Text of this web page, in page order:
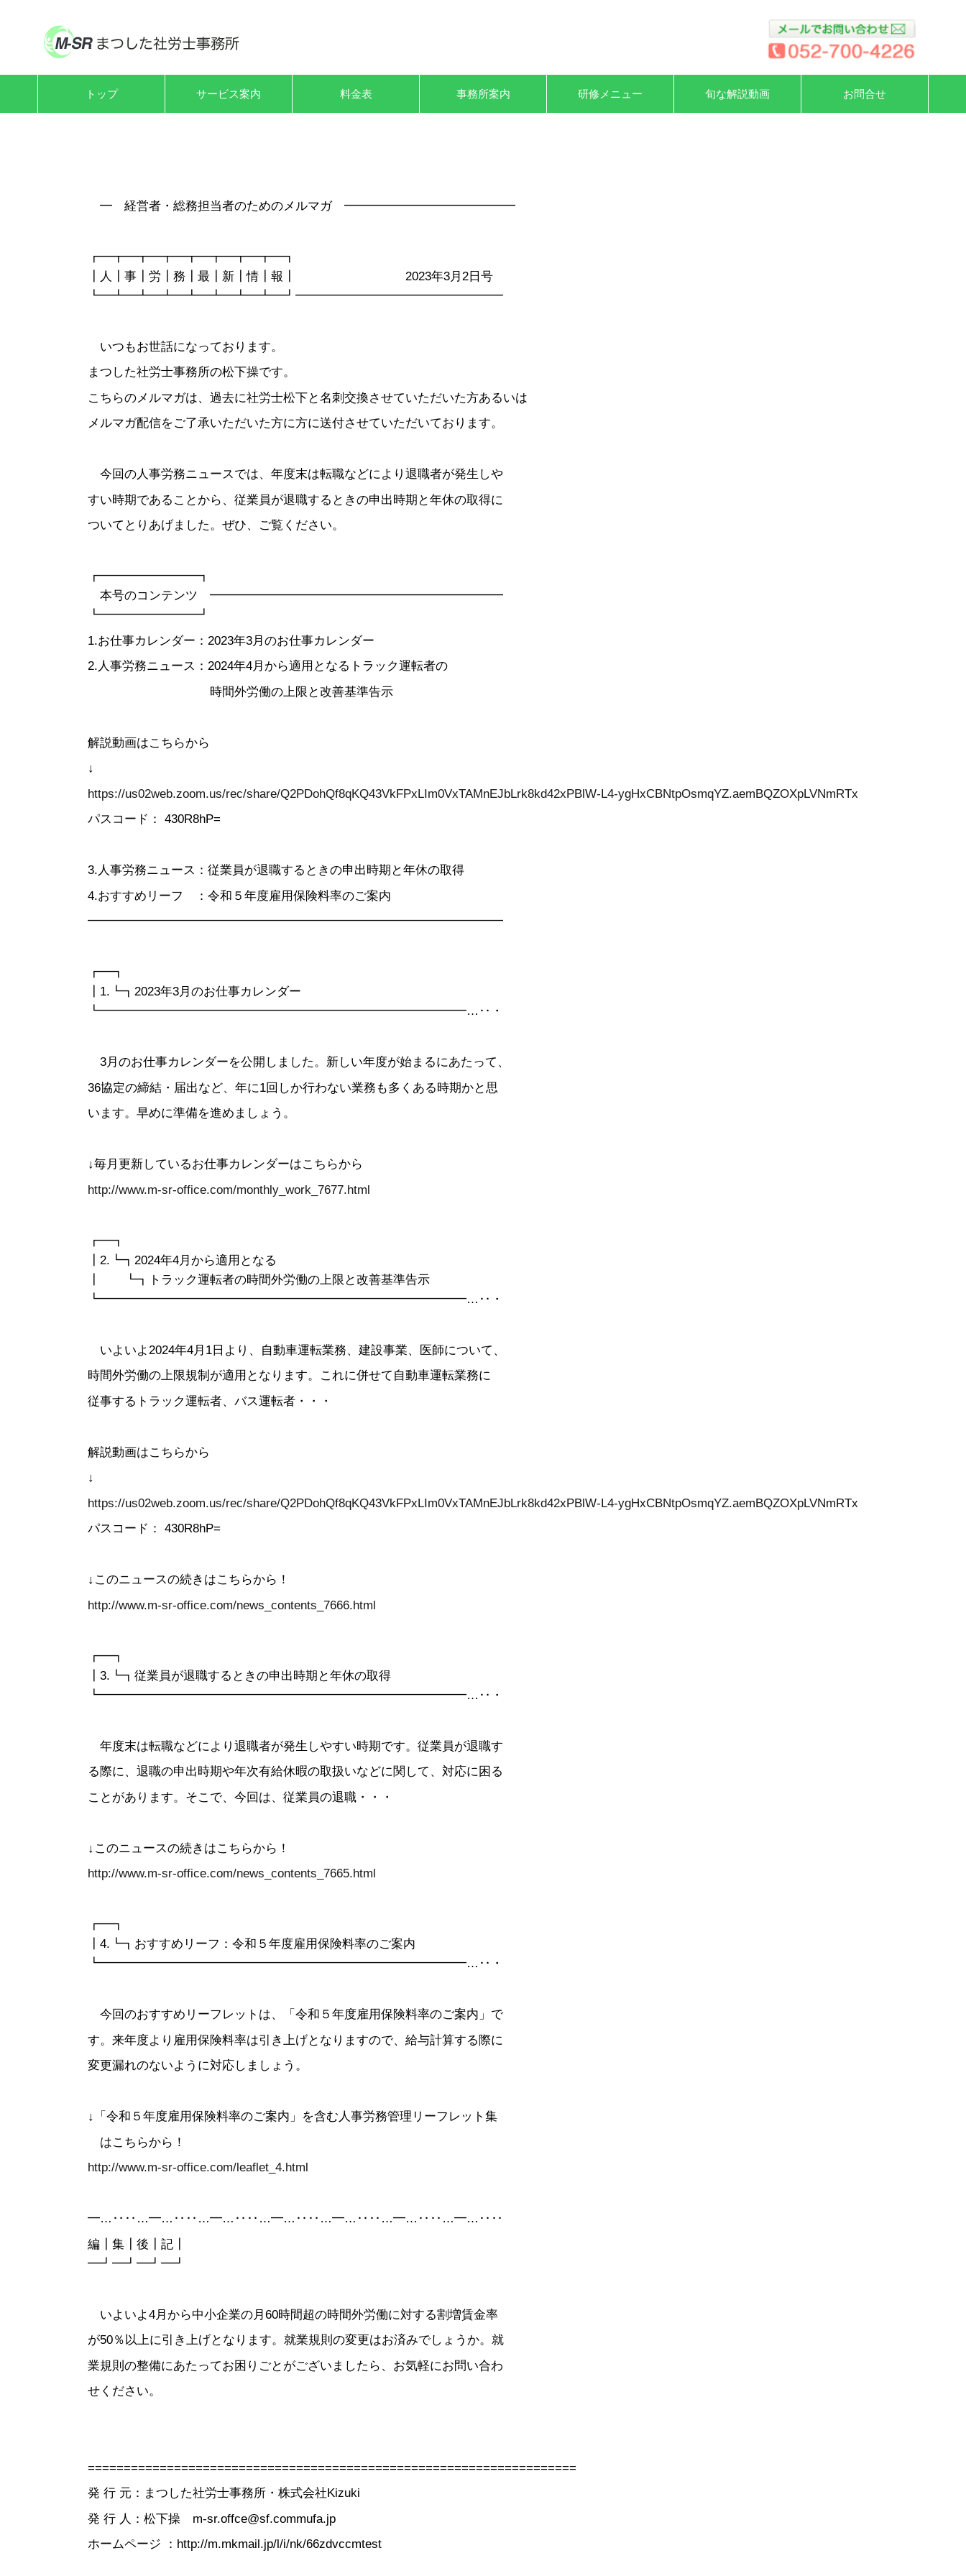
トップ サービス案内 料金表 事務所案内 研修メニュー 旬な解説動画 お問合せ
━ 経営者・総務担当者のためのメルマガ ━━━━━━━━━━━━━━
┏━┳━┳━┳━┳━┳━┳━┳━┓
┃人┃事┃労┃務┃最┃新┃情┃報┃ 2023年3月2日号
┗━┻━┻━┻━┻━┻━┻━┻━┛━━━━━━━━━━━━━━━━━
いつもお世話になっております。
まつした社労士事務所の松下操です。
こちらのメルマガは、過去に社労士松下と名刺交換させていただいた方あるいは
メルマガ配信をご了承いただいた方に方に送付させていただいております。
今回の人事労務ニュースでは、年度末は転職などにより退職者が発生しや
すい時期であることから、従業員が退職するときの申出時期と年休の取得に
ついてとりあげました。ぜひ、ご覧ください。
┏━━━━━━━━┓
本号のコンテンツ ━━━━━━━━━━━━━━━━━━━━━━━━
┗━━━━━━━━┛
1.お仕事カレンダー：2023年3月のお仕事カレンダー
2.人事労務ニュース：2024年4月から適用となるトラック運転者の
時間外労働の上限と改善基準告示
解説動画はこちらから
↓
https://us02web.zoom.us/rec/share/Q2PDohQf8qKQ43VkFPxLIm0VxTAMnEJbLrk8kd42xPBlW-L4-ygHxCBNtpOsmqYZ.aemBQZOXpLVNmRTx
パスコード： 430R8hP=
3.人事労務ニュース：従業員が退職するときの申出時期と年休の取得
4.おすすめリーフ ：令和５年度雇用保険料率のご案内
━━━━━━━━━━━━━━━━━━━━━━━━━━━━━━━━━━
┏━┓
┃1.┗┓2023年3月のお仕事カレンダー
┗━━━━━━━━━━━━━━━━━━━━━━━━━━━━━━…‥・
3月のお仕事カレンダーを公開しました。新しい年度が始まるにあたって、
36協定の締結・届出など、年に1回しか行わない業務も多くある時期かと思
います。早めに準備を進めましょう。
↓毎月更新しているお仕事カレンダーはこちらから
http://www.m-sr-office.com/monthly_work_7677.html
┏━┓
┃2.┗┓2024年4月から適用となる
┃ ┗┓トラック運転者の時間外労働の上限と改善基準告示
┗━━━━━━━━━━━━━━━━━━━━━━━━━━━━━━…‥・
いよいよ2024年4月1日より、自動車運転業務、建設事業、医師について、
時間外労働の上限規制が適用となります。これに併せて自動車運転業務に
従事するトラック運転者、バス運転者・・・
解説動画はこちらから
↓
https://us02web.zoom.us/rec/share/Q2PDohQf8qKQ43VkFPxLIm0VxTAMnEJbLrk8kd42xPBlW-L4-ygHxCBNtpOsmqYZ.aemBQZOXpLVNmRTx
パスコード： 430R8hP=
↓このニュースの続きはこちらから！
http://www.m-sr-office.com/news_contents_7666.html
┏━┓
┃3.┗┓従業員が退職するときの申出時期と年休の取得
┗━━━━━━━━━━━━━━━━━━━━━━━━━━━━━━…‥・
年度末は転職などにより退職者が発生しやすい時期です。従業員が退職す
る際に、退職の申出時期や年次有給休暇の取扱いなどに関して、対応に困る
ことがあります。そこで、今回は、従業員の退職・・・
↓このニュースの続きはこちらから！
http://www.m-sr-office.com/news_contents_7665.html
┏━┓
┃4.┗┓おすすめリーフ：令和５年度雇用保険料率のご案内
┗━━━━━━━━━━━━━━━━━━━━━━━━━━━━━━…‥・
今回のおすすめリーフレットは、「令和５年度雇用保険料率のご案内」で
す。来年度より雇用保険料率は引き上げとなりますので、給与計算する際に
変更漏れのないように対応しましょう。
↓「令和５年度雇用保険料率のご案内」を含む人事労務管理リーフレット集
はこちらから！
http://www.m-sr-office.com/leaflet_4.html
━…‥‥…━…‥‥…━…‥‥…━…‥‥…━…‥‥…━…‥‥…━…‥‥
編┃集┃後┃記┃
━┛━┛━┛━┛
いよいよ4月から中小企業の月60時間超の時間外労働に対する割増賃金率
が50％以上に引き上げとなります。就業規則の変更はお済みでしょうか。就
業規則の整備にあたってお困りごとがございましたら、お気軽にお問い合わ
せください。
====================================================================
発 行 元：まつした社労士事務所・株式会社Kizuki
発 行 人：松下操 m-sr.offce@sf.commufa.jp
ホームページ ：http://m.mkmail.jp/l/i/nk/66zdvccmtest